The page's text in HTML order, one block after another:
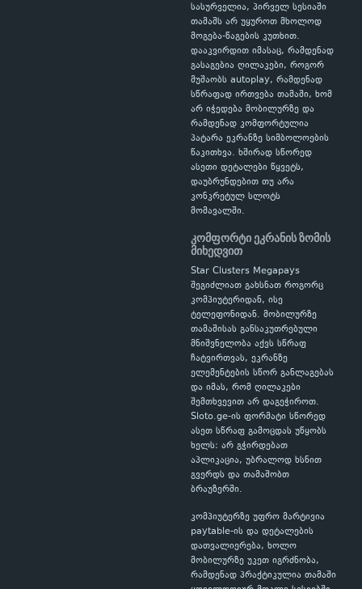
სასურველია, პირველ სესიაში
თამაშს არ უყუროთ მხოლოდ
მოგება-წაგების კუთხით.
დააკვირდით იმასაც, რამდენად
გასაგებია ღილაკები, როგორ
მუშაობს autoplay, რამდენად
სწრაფად ირთვება თამაში, ხომ
არ იჭედება მობილურზე და
რამდენად კომფორტულია
პატარა ეკრანზე სიმბოლოების
წაკითხვა. ხშირად სწორედ
ასეთი დეტალები წყვეტს,
დაუბრუნდებით თუ არა
კონკრეტულ სლოტს
მომავალში.
კომფორტი ეკრანის ზომის
მიხედვით
Star Clusters Megapays
შეგიძლიათ გახსნათ როგორც
კომპიუტერიდან, ისე
ტელეფონიდან. მობილურზე
თამაშისას განსაკუთრებული
მნიშვნელობა აქვს სწრაფ
ჩატვირთვას, ეკრანზე
ელემენტების სწორ განლაგებას
და იმას, რომ ღილაკები
შემთხვევით არ დაგეჭიროთ.
Sloto.ge-ის ფორმატი სწორედ
ასეთ სწრაფ გამოცდას უწყობს
ხელს: არ გჭირდებათ
აპლიკაცია, უბრალოდ ხსნით
გვერდს და თამაშობთ
ბრაუზერში.
კომპიუტერზე უფრო მარტივია
paytable-ის და დეტალების
დათვალიერება, ხოლო
მობილურზე უკეთ იგრძნობა,
რამდენად პრაქტიკულია თამაში